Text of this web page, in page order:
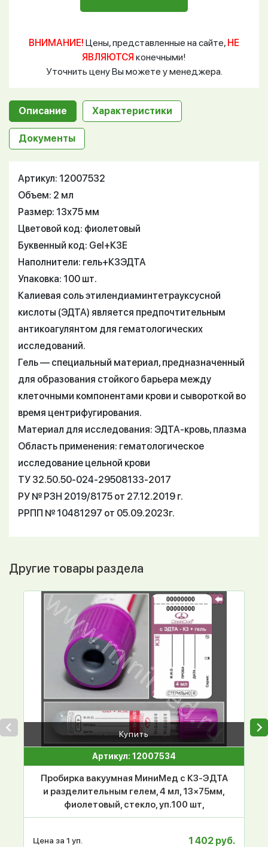
ВНИМАНИЕ! Цены, представленные на сайте, НЕ
ЯВЛЯЮТСЯ конечными!
Уточнить цену Вы можете у менеджера.
Описание Характеристики
Документы
Артикул: 12007532
Объем: 2 мл
Размер: 13х75 мм
Цветовой код: фиолетовый
Буквенный код: Gel+К3Е
Наполнители: гель+К3ЭДТА
Упаковка: 100 шт.
Калиевая соль этилендиаминтетрауксусной
кислоты (ЭДТА) является предпочтительным
антикоагулянтом для гематологических
исследований.
Гель — специальный материал, предназначенный
для образования стойкого барьера между
клеточными компонентами крови и сывороткой во
время центрифугирования.
Материал для исследования: ЭДТА-кровь, плазма
Область применения: гематологическое
исследование цельной крови
ТУ 32.50.50-024-29508133-2017
РУ № РЗН 2019/8175 от 27.12.2019 г.
РРПП № 10481297 от 05.09.2023г.
Другие товары раздела
Купить
Артикул: 12007534
Пробирка вакуумная МиниМед с К3-ЭДТА
и разделительным гелем, 4 мл, 13×75мм,
фиолетовый, стекло, уп.100 шт,
Цена за 1 уп. 1 402 руб.